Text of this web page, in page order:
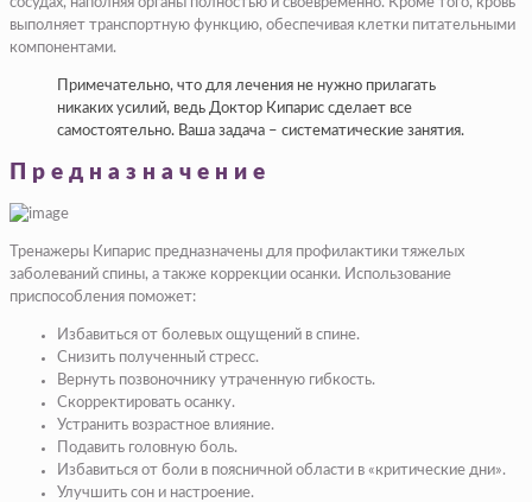
сосудах, наполняя органы полностью и своевременно. Кроме того, кровь
выполняет транспортную функцию, обеспечивая клетки питательными
компонентами.
Примечательно, что для лечения не нужно прилагать
никаких усилий, ведь Доктор Кипарис сделает все
самостоятельно. Ваша задача – систематические занятия.
Предназначение
Тренажеры Кипарис предназначены для профилактики тяжелых
заболеваний спины, а также коррекции осанки. Использование
приспособления поможет:
Избавиться от болевых ощущений в спине.
Снизить полученный стресс.
Вернуть позвоночнику утраченную гибкость.
Скорректировать осанку.
Устранить возрастное влияние.
Подавить головную боль.
Избавиться от боли в поясничной области в «критические дни».
Улучшить сон и настроение.